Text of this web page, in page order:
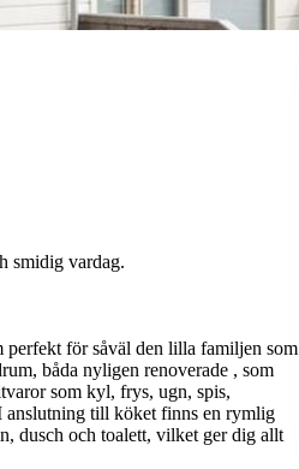
smidig vardag.
perfekt för såväl den lilla familjen som
båda nyligen renoverade , som
som kyl, frys, ugn, spis,
anslutning till köket finns en rymlig
dusch och toalett, vilket ger dig allt